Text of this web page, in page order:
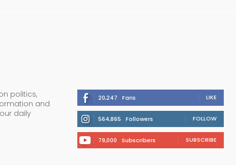
politics,
and
daily
20,247 Fans LIKE
564,865 Followers FOLLOW
79,000 Subscribers SUBSCRIBE